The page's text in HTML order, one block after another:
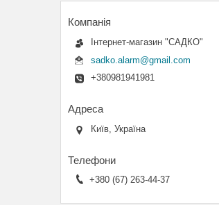
Інтернет-магазин "САДКО"
sadko.alarm@gmail.com
+380981941981
Київ, Україна
+380 (67) 263-44-37